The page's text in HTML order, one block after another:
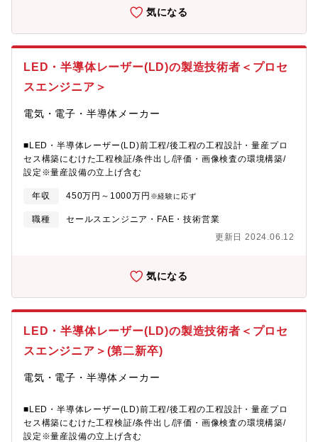
気になる
LED・半導体レーザー(LD)の製造技術者＜プロセ
スエンジニア＞
電気・電子・半導体メーカー
■LED・半導体レーザー(LD)前工程/後工程の工程設計・量産プロ
セス構築にむけた工程検証/条件出し/評価・画像検査の環境構築/
設定※量産設備の立上げ含む
年収 450万円～1000万円 ※経験に応ず
職種
セールスエンジニア・FAE・技術営業
更新日 2024.06.12
気になる
LED・半導体レーザー(LD)の製造技術者＜プロセ
スエンジニア＞(第二新卒)
電気・電子・半導体メーカー
■LED・半導体レーザー(LD)前工程/後工程の工程設計・量産プロ
セス構築にむけた工程検証/条件出し/評価・画像検査の環境構築/
設定※量産設備の立上げ含む